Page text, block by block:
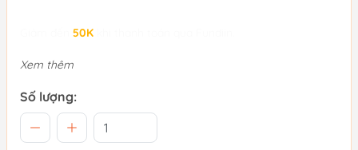
50K
Xem thêm
Số lượng: